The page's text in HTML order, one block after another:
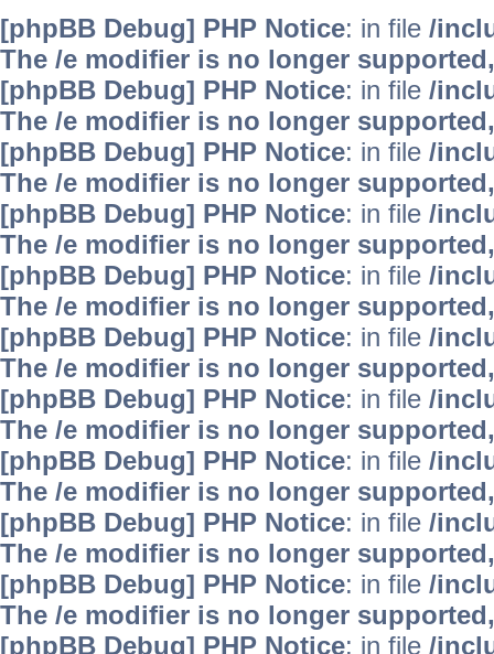
[phpBB Debug] PHP Notice: in file /
The /e modifier is no longer
[phpBB Debug] PHP Notice: in file /
The /e modifier is no longer
[phpBB Debug] PHP Notice: in file /
The /e modifier is no longer
[phpBB Debug] PHP Notice: in file /
The /e modifier is no longer
[phpBB Debug] PHP Notice: in file /
The /e modifier is no longer
[phpBB Debug] PHP Notice: in file /
The /e modifier is no longer
[phpBB Debug] PHP Notice: in file /
The /e modifier is no longer
[phpBB Debug] PHP Notice: in file /
The /e modifier is no longer
[phpBB Debug] PHP Notice: in file /
The /e modifier is no longer
[phpBB Debug] PHP Notice: in file /
The /e modifier is no longer
[phpBB Debug] PHP Notice: in file /